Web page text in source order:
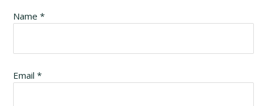
Name*
Email*